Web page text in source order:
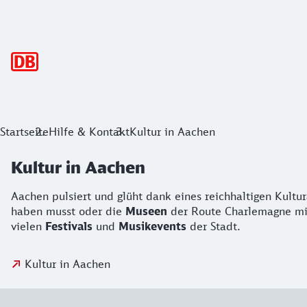
StartseiteHilfe & KontaktKultur in Aachen
Kultur in Aachen
Aachen pulsiert und glüht dank eines reichhaltigen
haben musst oder die Museen der Route Charlemagne
vielen Festivals und Musikevents der Stadt.
Kultur in Aachen